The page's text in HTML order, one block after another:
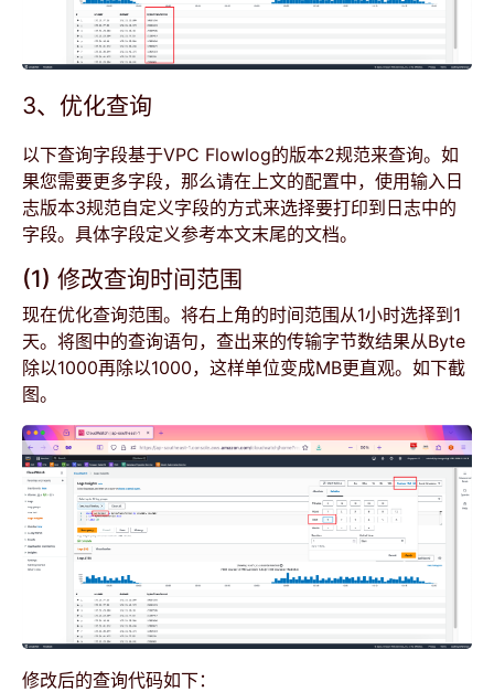
3、优化查询
以下查询字段基于VPC Flowlog的版本2规范来查询。如
果您需要更多字段，那么请在上文的配置中，使用输入日
志版本3规范自定义字段的方式来选择要打印到日志中的
字段。具体字段定义参考本文末尾的文档。
(1) 修改查询时间范围
现在优化查询范围。将右上角的时间范围从1小时选择到1
天。将图中的查询语句，查出来的传输字节数结果从Byte
除以1000再除以1000，这样单位变成MB更直观。如下截
图。
修改后的查询代码如下：